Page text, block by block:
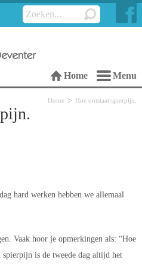
Home Menu
Home Hoe ontstaat spierpijn.
hard werken hebben we allemaal
Vaak hoor je opmerkingen als: “Hoe
is de tweede dag altijd het